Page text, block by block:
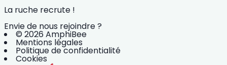
La ruche recrute !
Envie de nous rejoindre ?
© 2026 AmphiBee
Mentions légales
Politique de confidentialité
Cookies